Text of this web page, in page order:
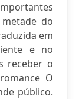
do
em
e no
receber o
O
público.